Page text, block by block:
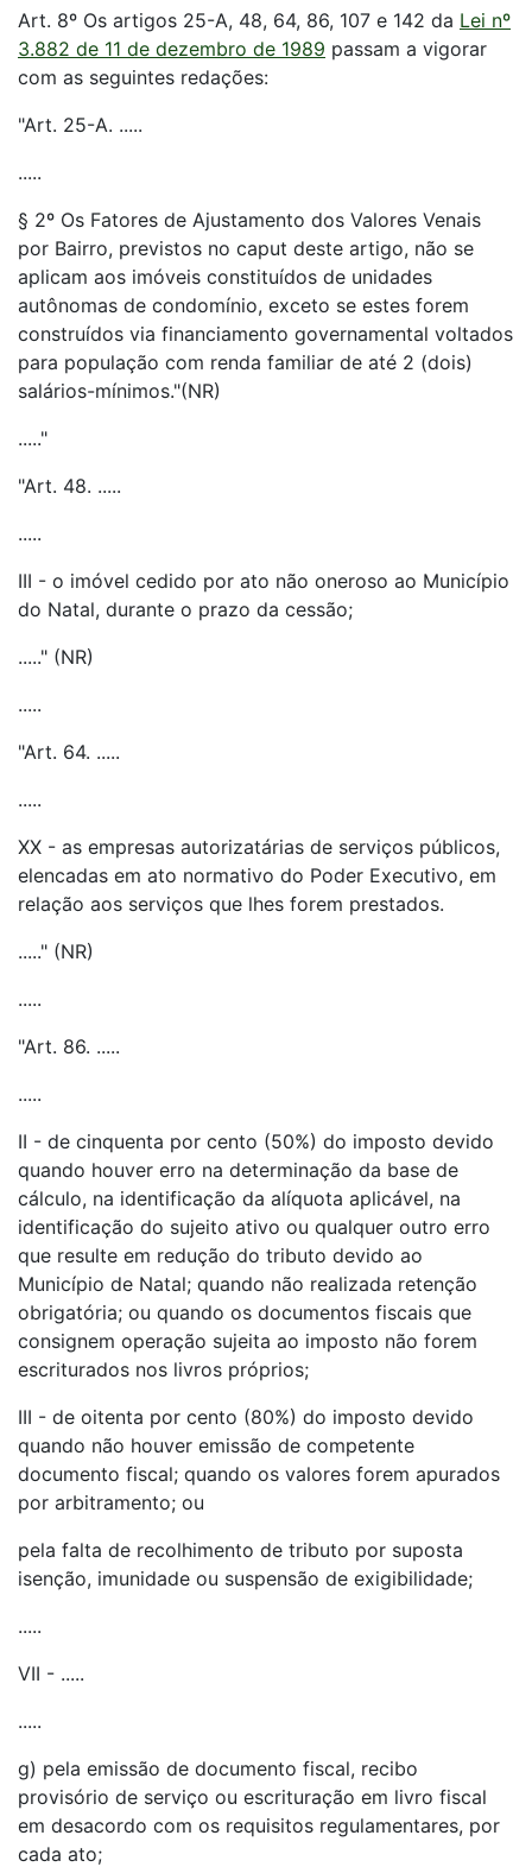
Art. 8º Os artigos 25-A, 48, 64, 86, 107 e 142 da Lei nº
3.882 de 11 de dezembro de 1989 passam a vigorar
com as seguintes redações:
"Art. 25-A. .....
.....
§ 2º Os Fatores de Ajustamento dos Valores Venais
por Bairro, previstos no caput deste artigo, não se
aplicam aos imóveis constituídos de unidades
autônomas de condomínio, exceto se estes forem
construídos via financiamento governamental voltados
para população com renda familiar de até 2 (dois)
salários-mínimos."(NR)
....."
"Art. 48. .....
.....
III - o imóvel cedido por ato não oneroso ao Município
do Natal, durante o prazo da cessão;
....." (NR)
.....
"Art. 64. .....
.....
XX - as empresas autorizatárias de serviços públicos,
elencadas em ato normativo do Poder Executivo, em
relação aos serviços que lhes forem prestados.
....." (NR)
.....
"Art. 86. .....
.....
II - de cinquenta por cento (50%) do imposto devido
quando houver erro na determinação da base de
cálculo, na identificação da alíquota aplicável, na
identificação do sujeito ativo ou qualquer outro erro
que resulte em redução do tributo devido ao
Município de Natal; quando não realizada retenção
obrigatória; ou quando os documentos fiscais que
consignem operação sujeita ao imposto não forem
escriturados nos livros próprios;
III - de oitenta por cento (80%) do imposto devido
quando não houver emissão de competente
documento fiscal; quando os valores forem apurados
por arbitramento; ou
pela falta de recolhimento de tributo por suposta
isenção, imunidade ou suspensão de exigibilidade;
.....
VII - .....
.....
g) pela emissão de documento fiscal, recibo
provisório de serviço ou escrituração em livro fiscal
em desacordo com os requisitos regulamentares, por
cada ato;